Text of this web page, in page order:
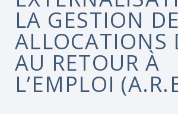
LA GESTION
ALLOCATIONS
AU RETOUR À
L’EMPLOI